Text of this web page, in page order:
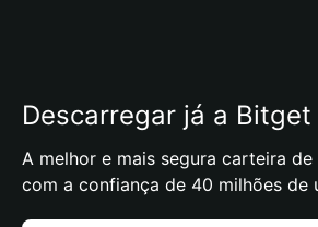
Descarregar já a Bitget
A melhor e mais segura carteira
com a confiança de 40 milhões de